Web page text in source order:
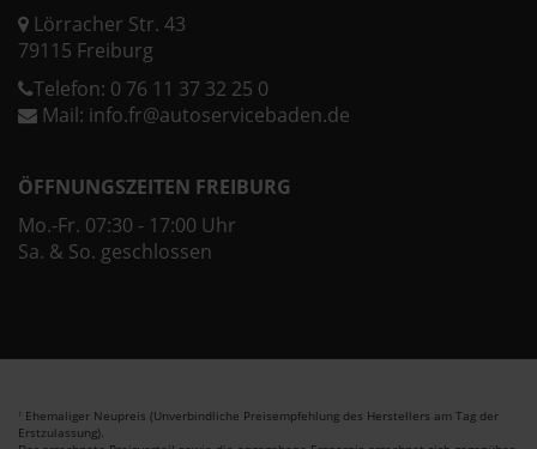
Lörracher Str. 43
79115 Freiburg
Telefon: 0 76 11 37 32 25 0
Mail: info.fr@autoservicebaden.de
ÖFFNUNGSZEITEN FREIBURG
Mo.-Fr. 07:30 - 17:00 Uhr
Sa. & So. geschlossen
1 Ehemaliger Neupreis (Unverbindliche Preisempfehlung des Herstellers am Tag der
Erstzulassung).